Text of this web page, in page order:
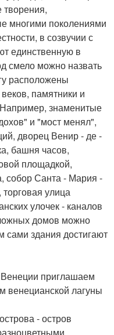
творения,
многими поколениями
в созвучии с
единственную в
смело можно назвать
расположены
памятники и
Например, знаменитые
и "мост менял",
дворец Венир - де -
башня часов,
площадкой,
собор Санта - Мария -
улица
улочек - каналов
домов можно
сами здания достигают
приглашаем
венецианской лагуны
- остров